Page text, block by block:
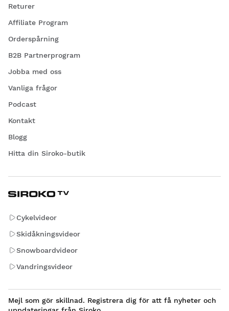
Returer
Affiliate Program
Orderspårning
B2B Partnerprogram
Jobba med oss
Vanliga frågor
Podcast
Kontakt
Blogg
Hitta din Siroko-butik
Cykelvideor
Skidåkningsvideor
Snowboardvideor
Vandringsvideor
Mejl som gör skillnad. Registrera dig för att få nyheter och